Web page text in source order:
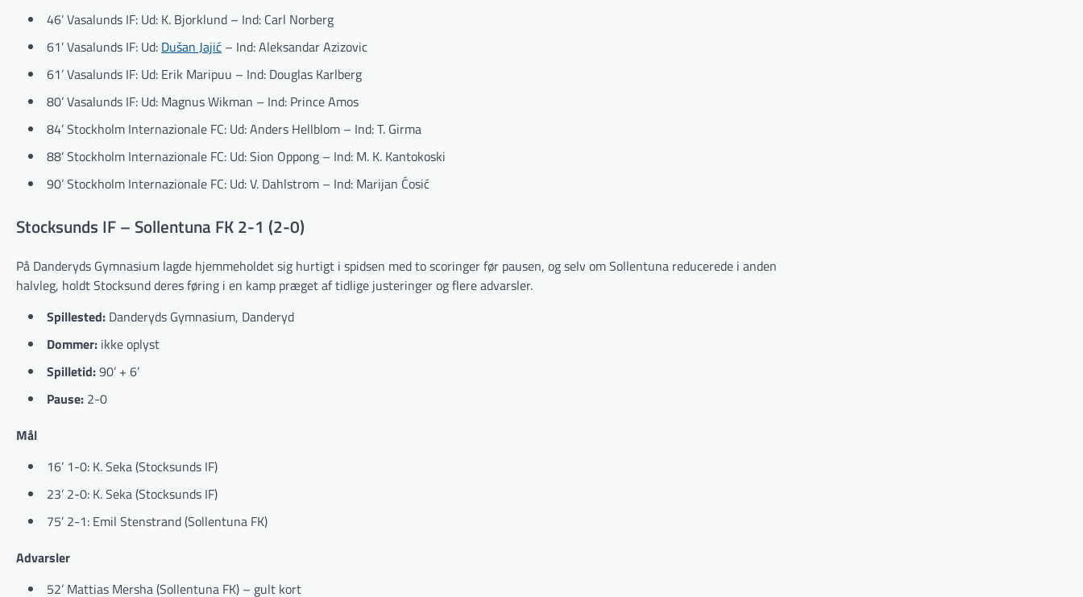
46’ Vasalunds IF: Ud: K. Bjorklund – Ind: Carl Norberg
61’ Vasalunds IF: Ud: Dušan Jajić – Ind: Aleksandar Azizovic
61’ Vasalunds IF: Ud: Erik Maripuu – Ind: Douglas Karlberg
80’ Vasalunds IF: Ud: Magnus Wikman – Ind: Prince Amos
84’ Stockholm Internazionale FC: Ud: Anders Hellblom – Ind: T. Girma
88’ Stockholm Internazionale FC: Ud: Sion Oppong – Ind: M. K. Kantokoski
90’ Stockholm Internazionale FC: Ud: V. Dahlstrom – Ind: Marijan Ćosić
Stocksunds IF – Sollentuna FK 2-1 (2-0)
På Danderyds Gymnasium lagde hjemmeholdet sig hurtigt i spidsen med to scoringer før pausen, og selv om Sollentuna reducerede i anden
halvleg, holdt Stocksund deres føring i en kamp præget af tidlige justeringer og flere advarsler.
Spillested: Danderyds Gymnasium, Danderyd
Dommer: ikke oplyst
Spilletid:90’ + 6’
Pause: 2-0
Mål
16’ 1-0: K. Seka (Stocksunds IF)
23’ 2-0: K. Seka (Stocksunds IF)
75’ 2-1: Emil Stenstrand (Sollentuna FK)
Advarsler
52’ Mattias Mersha (Sollentuna FK) – gult kort